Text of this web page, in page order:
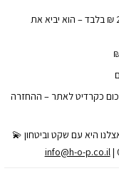
• שליח עד הבית (להחלפה) 20 ₪ בלבד – הוא יביא את
כקרדיט לאתר – ההחזרה
היא עם שקט וביטחון 💫
info@h-o-p.co.il|